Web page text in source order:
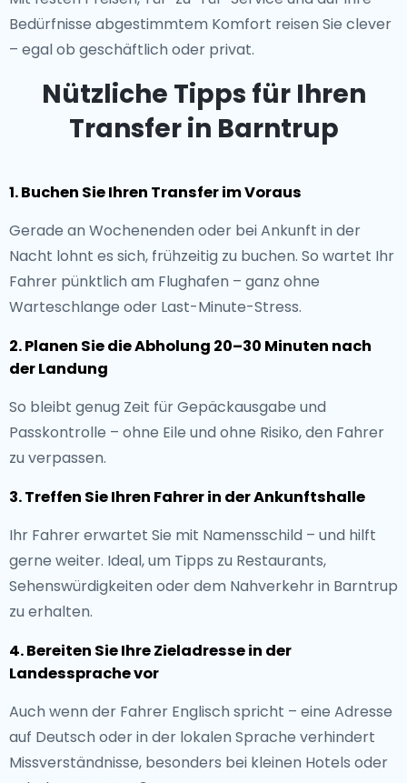
Bedürfnisse abgestimmtem Komfort reisen Sie clever
– egal ob geschäftlich oder privat.
Nützliche Tipps für Ihren
Transfer in Barntrup
1. Buchen Sie Ihren Transfer im Voraus
Gerade an Wochenenden oder bei Ankunft in der
Nacht lohnt es sich, frühzeitig zu buchen. So wartet Ihr
Fahrer pünktlich am Flughafen – ganz ohne
Warteschlange oder Last-Minute-Stress.
2. Planen Sie die Abholung 20–30 Minuten nach
der Landung
So bleibt genug Zeit für Gepäckausgabe und
Passkontrolle – ohne Eile und ohne Risiko, den Fahrer
zu verpassen.
3. Treffen Sie Ihren Fahrer in der Ankunftshalle
Ihr Fahrer erwartet Sie mit Namensschild – und hilft
gerne weiter. Ideal, um Tipps zu Restaurants,
Sehenswürdigkeiten oder dem Nahverkehr in Barntrup
zu erhalten.
4. Bereiten Sie Ihre Zieladresse in der
Landessprache vor
Auch wenn der Fahrer Englisch spricht – eine Adresse
auf Deutsch oder in der lokalen Sprache verhindert
Missverständnisse, besonders bei kleinen Hotels oder